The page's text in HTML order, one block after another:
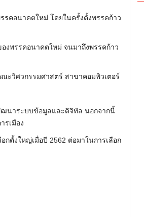
คอนาคตใหม่ โดยในครั้งตั้งพรรคก้าว
งพรรคอนาคตใหม่ จนมาถึงพรรคก้าว
ะวิศวกรรมศาสตร์ สาขาคอมพิวเตอร์
ฒนาระบบข้อมูลและดิจิทัล นอกจากนี้
รเมือง
กตั้งใหญ่เมื่อปี 2562 ต่อมาในการเลือก